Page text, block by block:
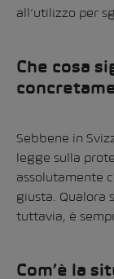
all’utilizzo per
Che cosa
Sebbene in
legge sulla
assolutamente
giusta. Qualora
tuttavia, è
Com’è la